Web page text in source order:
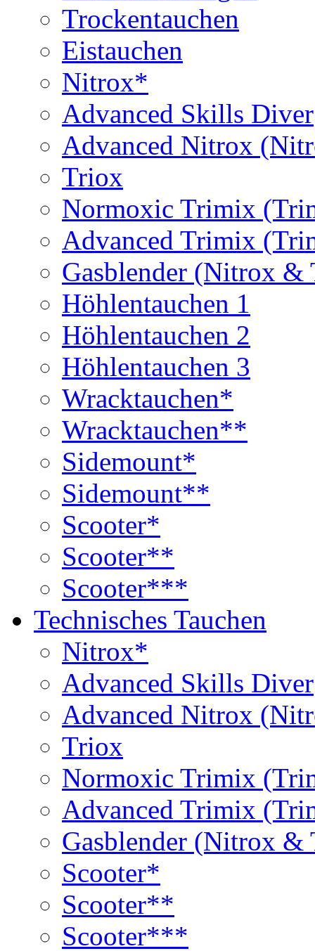
Trockentauchen
Eistauchen
Nitrox*
Advanced Skills Diver
Advanced Nitrox
Triox
Normoxic Trimix
Advanced Trimix
Gasblender (Nitrox
Höhlentauchen 1
Höhlentauchen 2
Höhlentauchen 3
Wracktauchen*
Wracktauchen**
Sidemount*
Sidemount**
Scooter*
Scooter**
Scooter***
Technisches Tauchen
Nitrox*
Advanced Skills Diver
Advanced Nitrox
Triox
Normoxic Trimix
Advanced Trimix
Gasblender (Nitrox
Scooter*
Scooter**
Scooter***